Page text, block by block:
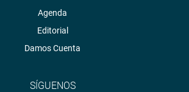
Agenda
Editorial
Damos Cuenta
SÍGUENOS